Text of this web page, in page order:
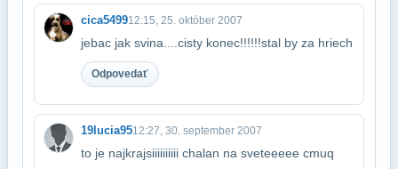
cica549912:15, 25. október 2007
jebac jak svina....cisty konec!!!!!!stal by za hriech
Odpovedať
19lucia9512:27, 30. september 2007
to je najkrajsiiiiiiiiii chalan na sveteeeee cmuq